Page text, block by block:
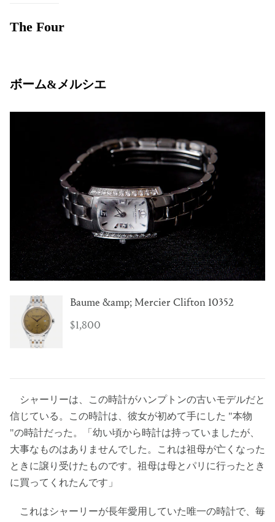
The Four
ボーム&メルシエ
Baume &amp; Mercier Clifton 10352
$1,800
シャーリーは、この時計がハンプトンの古いモデルだと
信じている。この時計は、彼女が初めて手にした "本物
"の時計だった。「幼い頃から時計は持っていましたが、
大事なものはありませんでした。これは祖母が亡くなった
ときに譲り受けたものです。祖母は母とパリに行ったとき
に買ってくれたんです」
これはシャーリーが長年愛用していた唯一の時計で、毎